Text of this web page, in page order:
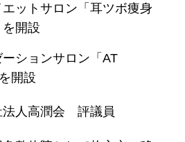
ットサロン「耳ツボ痩身
開設
ーションサロン「AT
開設
法人高潤会 評議員